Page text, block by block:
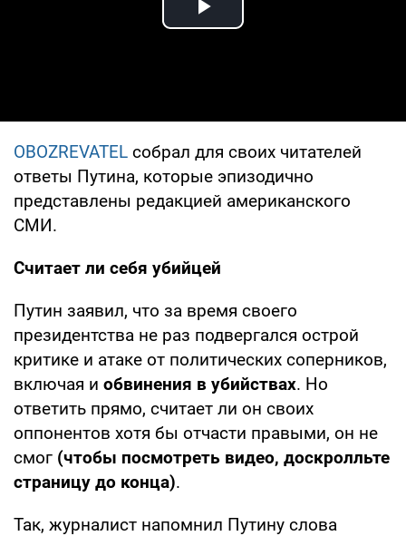
Play Video
OBOZREVATEL собрал для своих читателей
ответы Путина, которые эпизодично
представлены редакцией американского
СМИ.
Считает ли себя убийцей
Путин заявил, что за время своего
президентства не раз подвергался острой
критике и атаке от политических соперников,
включая и обвинения в убийствах. Но
ответить прямо, считает ли он своих
оппонентов хотя бы отчасти правыми, он не
смог (чтобы посмотреть видео, доскролльте
страницу до конца).
Так, журналист напомнил Путину слова